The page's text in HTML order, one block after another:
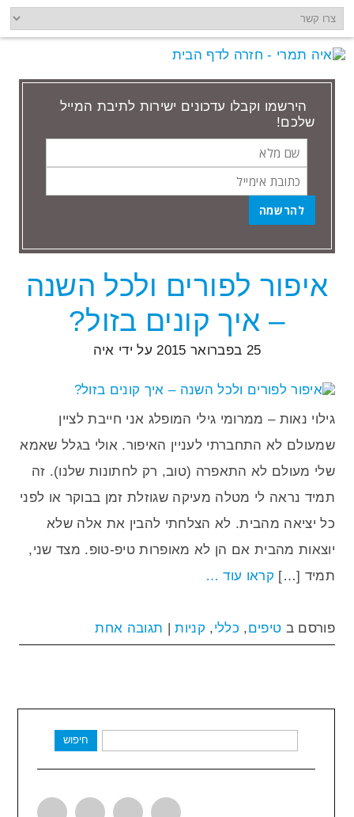
הירשמו וקבלו עדכונים ישירות לתיבת המייל
שלכם!
מלא
הודעות שתייגו ‘רכישה באינטרנט’
איפור לפורים ולכל השנה
– איך קונים בזול?
25 בפברואר 2015 על ידי איה
גילוי נאות – ממרומי גילי המופלג אני חייבת לציין
שמעולם לא התחברתי לעניין האיפור. אולי בגלל שאמא
שלי מעולם לא התאפרה (טוב, רק לחתונות שלנו). זה
תמיד נראה לי מטלה מעיקה שגוזלת זמן בבוקר או לפני
כל יציאה מהבית. לא הצלחתי להבין את אלה שלא
יוצאות מהבית אם הן לא מאופרות טיפ-טופ. מצד שני,
תמיד […] קראו עוד …
פורסם ב טיפים, כללי, קניות| תגובה אחת
חיפוש